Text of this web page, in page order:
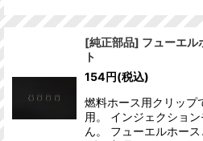
[純正部品] フューエル
ト
154円(税込)
燃料ホース用クリップ
用。 インジェクショ
ん。 フューエルホー